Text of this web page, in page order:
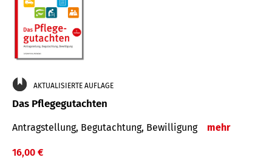
AKTUALISIERTE AUFLAGE
Das Pflegegutachten
Antragstellung, Begutachtung, Bewilligung mehr
16,00 €